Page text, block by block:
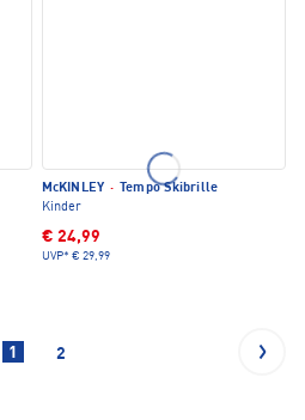
McKINLEY ·
Tempo Skibrille
Kinder
€ 24,99
UVP* € 29,99
1 2